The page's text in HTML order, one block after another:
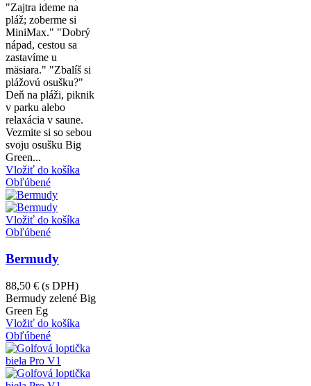
"Zajtra ideme na
pláž; zoberme si
MiniMax." "Dobrý
nápad, cestou sa
zastavíme u
mäsiara." "Zbalíš si
plážovú osušku?"
Deň na pláži, piknik
v parku alebo
relaxácia v saune.
Vezmite si so sebou
svoju osušku Big
Green...
Vložiť do košíka
Obľúbené
Vložiť do košíka
Obľúbené
Bermudy
88,50 € (s DPH)
Bermudy zelené Big
Green Eg
Vložiť do košíka
Obľúbené